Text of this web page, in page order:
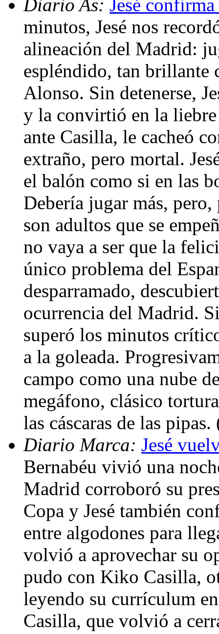
Diario As: Jesé
minutos, Jesé nos
alineación del Madrid:
espléndido, tan brillante
Alonso. Sin detenerse,
y la convirtió en la liebre
ante Casilla, le cacheó
extraño, pero mortal.
el balón como si en las
Debería jugar más,
son adultos que se
no vaya a ser que la
único problema del
desparramado,
ocurrencia del Madrid.
superó los minutos
a la goleada.
campo como una nube
megáfono, clásico
las cáscaras de las
Diario Marca: Jesé
Bernabéu vivió una
Madrid corroboró su
Copa y Jesé también
entre algodones para
volvió a aprovechar su
pudo con Kiko Casilla,
leyendo su currículum
Casilla, que volvió a